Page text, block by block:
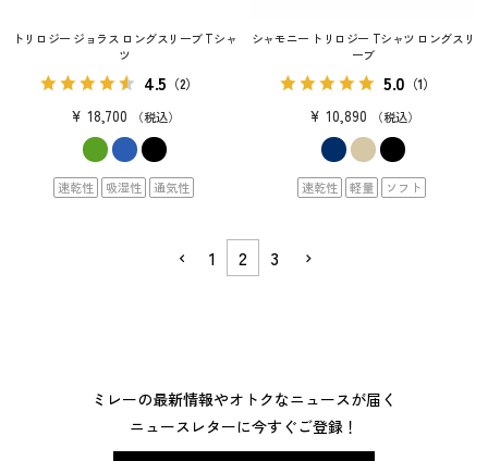
トリロジー ジョラス ロングスリーブ Tシャ
ツ
4.5 （2）
¥ 18,700 税込
速乾性 吸湿性 通気性
シャモニー トリロジー Tシャツ ロングスリ
ーブ
5.0 （1）
¥ 10,890 税込
速乾性 軽量 ソフト
1 2 3
ミレーの最新情報やオトクなニュースが届く
ニュースレターに今すぐご登録！